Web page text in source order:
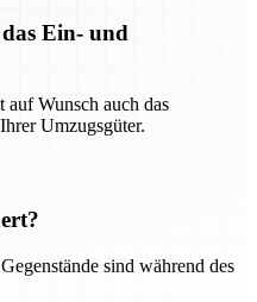
Ein- und
auf Wunsch auch das
Umzugsgüter.
sind während des